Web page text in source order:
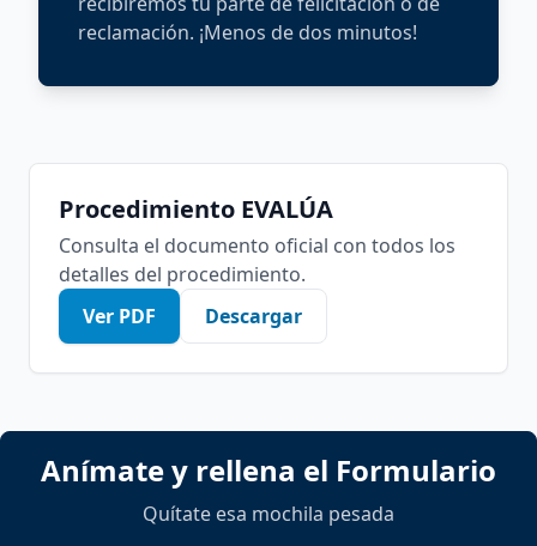
reclamación. ¡Menos de dos minutos!
Procedimiento EVALÚA
Consulta el documento oficial con todos los
detalles del procedimiento.
Ver PDF
Descargar
Anímate y rellena el Formulario
Quítate esa mochila pesada